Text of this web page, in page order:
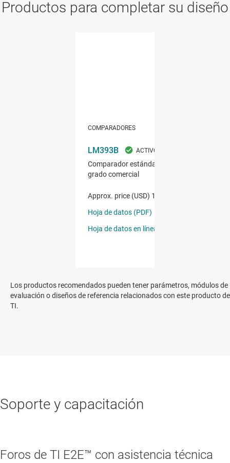
Los productos recomendados pueden tener parámetros, módulos de
evaluación o diseños de referencia relacionados con este producto de
TI.
Soporte y capacitación
Foros de TI E2E™ con asistencia técnica